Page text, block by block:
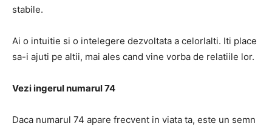
stabile.
Ai o intuitie si o intelegere dezvoltata a celorlalti. Iti place
sa-i ajuti pe altii, mai ales cand vine vorba de relatiile lor.
Vezi ingerul numarul 74
Daca numarul 74 apare frecvent in viata ta, este un semn